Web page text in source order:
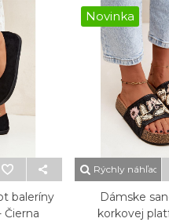
baleríny
Čierna
Novinka
Rýchly náhľad
Dámske
korkovej